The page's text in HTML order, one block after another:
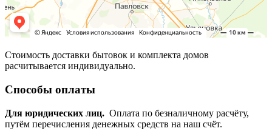
Стоимость доставки бытовок и комплекта домов
расчитывается индивидуально.
Способы оплаты
Для юридических лиц. Оплата по безналичному расчёту,
путём перечисления денежных средств на наш счёт.